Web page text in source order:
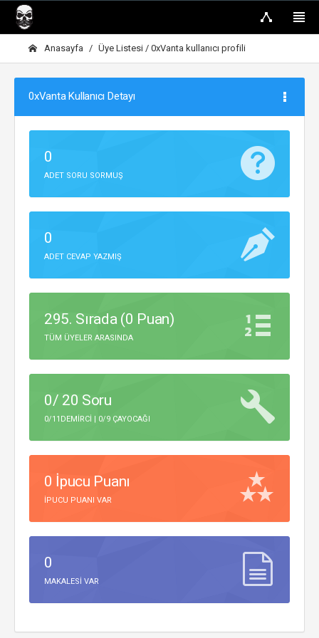
Anasayfa Üye Listesi / 0xVanta kullanıcı profili
0xVanta Kullanıcı Detayı
0
ADET SORU SORMUŞ
0
ADET CEVAP YAZMIŞ
295. Sırada (0 Puan)
TÜM ÜYELER ARASINDA
0/ 20 Soru
0/11DEMIRCI | 0/9 ÇAYOCAĞI
0 İpucu Puanı
IPUCU PUANI VAR
0
MAKALESI VAR